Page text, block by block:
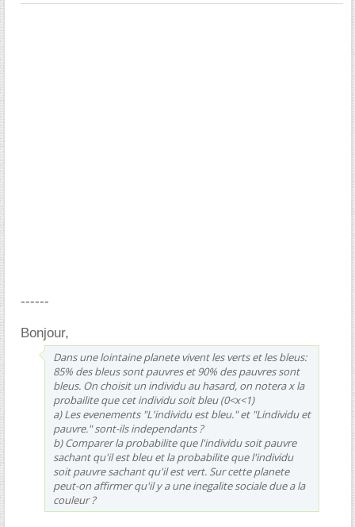
------
Bonjour,
Dans une lointaine planete vivent les verts et les bleus:
85% des bleus sont pauvres et 90% des pauvres sont
bleus. On choisit un individu au hasard, on notera x la
probailite que cet individu soit bleu (0<x<1)
a) Les evenements "L'individu est bleu." et "Lindividu et
pauvre." sont-ils independants ?
b) Comparer la probabilite que l'individu soit pauvre
sachant qu'il est bleu et la probabilite que l'individu
soit pauvre sachant qu'il est vert. Sur cette planete
peut-on affirmer qu'il y a une inegalite sociale due a la
couleur ?